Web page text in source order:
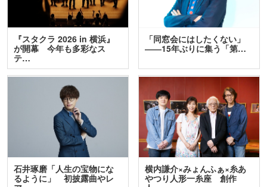
『スタクラ 2026 in 横浜』
が開幕 今年も多彩なス
テ…
「同窓会にはしたくない」
――15年ぶりに集う「第…
石井琢磨「人生の宝物にな
るように」 初披露曲やレ
横内謙介×みょんふぁ×糸あ
やつり人形一糸座 創作